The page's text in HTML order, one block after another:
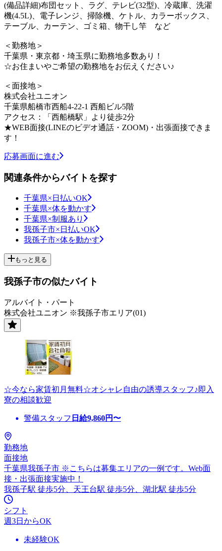
(備品詳細)布団セット、ラグ、テレビ(32型)、冷蔵庫、洗濯
機(4.5L)、電子レンジ、掃除機、ケトル、カラーボックス、
テーブル、カーテン、ゴミ箱、物干し竿 など
＜勤務地＞
千葉県・東京都・埼玉県に勤務地多数あり！
☆お住まいやご希望の勤務地をお伝えください♪
＜面接地＞
株式会社ユニオン
千葉県船橋市西船4-22-1 西船ビル5階
アクセス：「西船橋駅」より徒歩2分
★WEB面接(LINEのビデオ通話・ZOOM)・出張面接できま
す！
応募画面に進む
関連条件からバイトを探す
千葉県×日払いOK
千葉県×体を動かす
千葉県×制服あり
我孫子市×日払いOK
我孫子市×体を動かす
もっと見る
我孫子市の似たバイト
アルバイト・パート
株式会社ユニオン ※我孫子市エリア(01)
☆今なら家賃初月無料☆オシャレ自由の誘導スタッフ♪即入
寮の相談歓迎
警備スタッフ 日給9,860円〜
勤務地
面接地
千葉県我孫子市 ※こちらは募集エリアの一例です。Web面
接・出張面接実施中！
我孫子駅 徒歩5分、天王台駅 徒歩5分、湖北駅 徒歩5分
シフト
週3日からOK
未経験OK